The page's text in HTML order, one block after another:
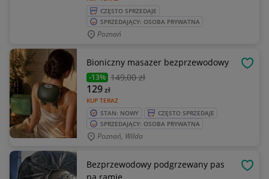
CZĘSTO SPRZEDAJE
SPRZEDAJĄCY: OSOBA PRYWATNA
Poznań
Bioniczny masazer bezprzewodowy
-13% 149,00 zł
KUP TERAZ
129zł
STAN: NOWY
CZĘSTO SPRZEDAJE
SPRZEDAJĄCY: OSOBA PRYWATNA
Poznań, Wilda
Bezprzewodowy podgrzewany pas